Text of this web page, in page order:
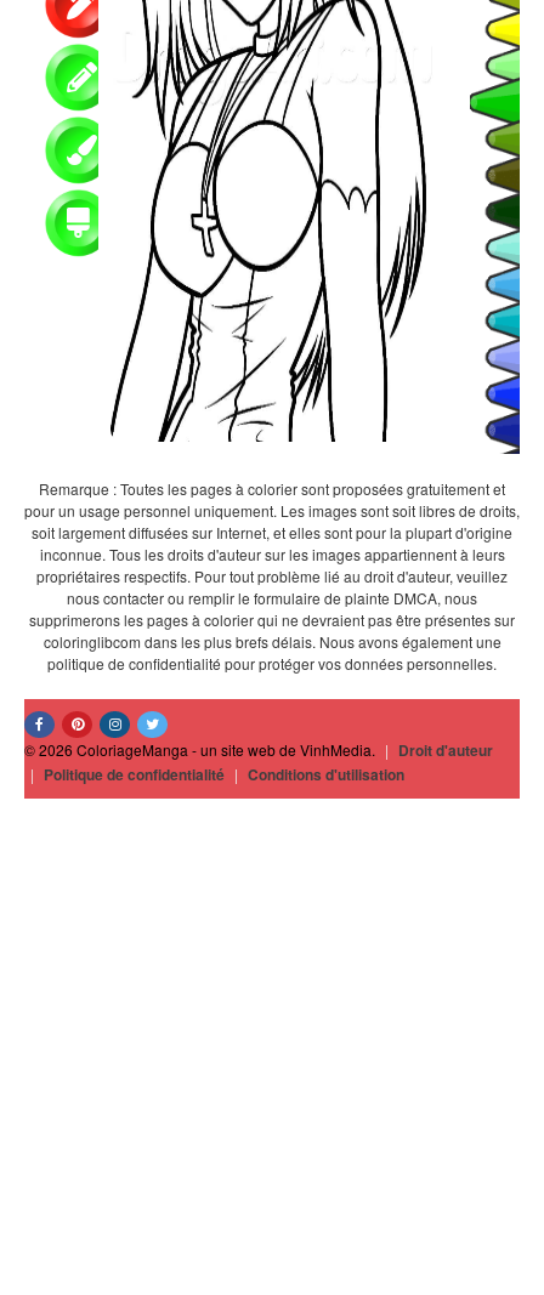
Remarque : Toutes les pages à colorier sont proposées gratuitement et
pour un usage personnel uniquement. Les images sont soit libres de droits,
soit largement diffusées sur Internet, et elles sont pour la plupart d'origine
inconnue. Tous les droits d'auteur sur les images appartiennent à leurs
propriétaires respectifs. Pour tout problème lié au droit d'auteur, veuillez
nous contacter ou remplir le formulaire de plainte DMCA, nous
supprimerons les pages à colorier qui ne devraient pas être présentes sur
coloringlibcom dans les plus brefs délais. Nous avons également une
politique de confidentialité pour protéger vos données personnelles.
© 2026 ColoriageManga - un site web de VinhMedia. | Droit d'auteur
| Politique de confidentialité | Conditions d'utilisation